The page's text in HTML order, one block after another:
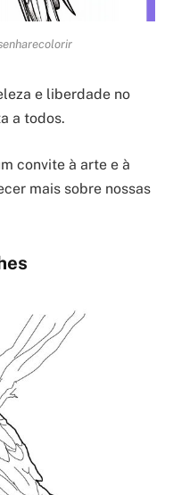
e liberdade no
a todos.
convite à arte e à
mais sobre nossas